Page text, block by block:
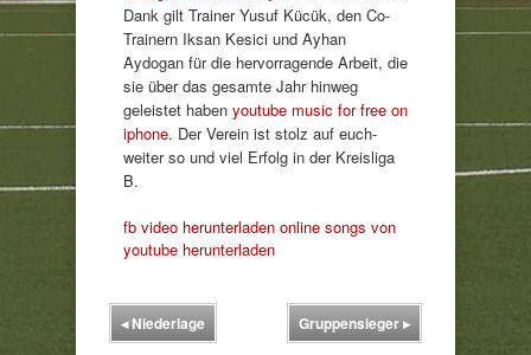
Dank gilt Trainer Yusuf Kücük, den Co-
Trainern Iksan Kesici und Ayhan
Aydogan für die hervorragende Arbeit, die
sie über das gesamte Jahr hinweg
geleistet haben youtube music for free on
iphone. Der Verein ist stolz auf euch-
weiter so und viel Erfolg in der Kreisliga
B.
fb video herunterladen online songs von
youtube herunterladen
◂Niederlage Gruppensieger▸